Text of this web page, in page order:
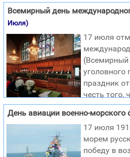
Всемирный день
Июля)
17 июля
уголовного
праздник
честь того,
был принят
Международного уголовного
год правозащитники из разных
различные мероприятия,
Римский статут, в честь
День авиации военно-морского
17 июля
морем
победу в